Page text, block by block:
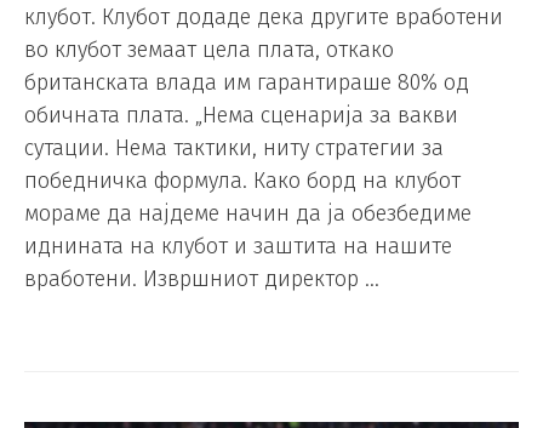
клубот. Клубот додаде дека другите вработени
во клубот земаат цела плата, откако
британската влада им гарантираше 80% од
обичната плата. „Нема сценарија за вакви
сутации. Нема тактики, ниту стратегии за
победничка формула. Како борд на клубот
мораме да најдеме начин да ја обезбедиме
иднината на клубот и заштита на нашите
вработени. Извршниот директор …